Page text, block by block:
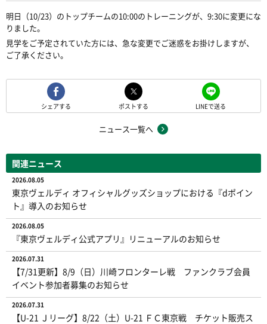
明日（10/23）のトップチームの10:00のトレーニングが、9:30に変更にな
りました。
見学をご予定されていた方には、急な変更でご迷惑をお掛けしますが、
ご了承ください。
シェアする ポストする LINEで送る
ニュース一覧へ
関連ニュース
2026.08.05
東京ヴェルディ オフィシャルグッズショップにおける『dポイン
ト』導入のお知らせ
2026.08.05
『東京ヴェルディ公式アプリ』リニューアルのお知らせ
2026.07.31
【7/31更新】8/9（日）川崎フロンターレ戦 ファンクラブ会員
イベント参加者募集のお知らせ
2026.07.31
【U-21 Ｊリーグ】8/22（土）U-21 ＦＣ東京戦 チケット販売ス